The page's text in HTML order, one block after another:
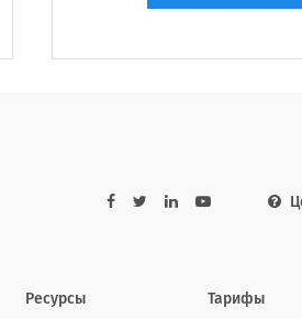
satisfied
Ресурсы Тарифы